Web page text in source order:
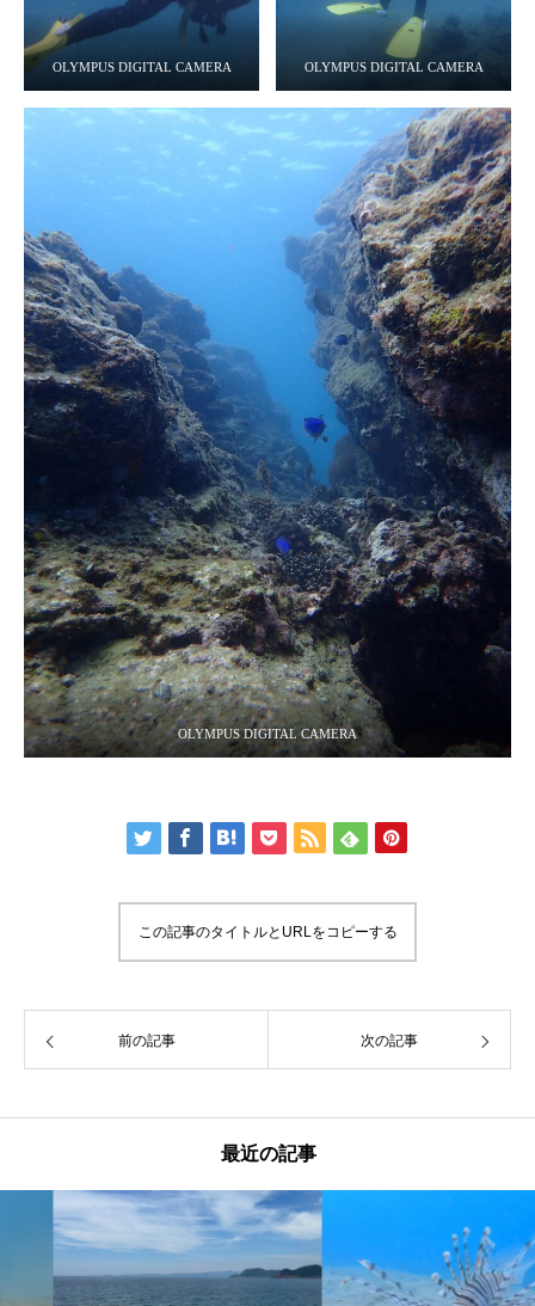
OLYMPUS DIGITAL CAMERA OLYMPUS DIGITAL CAMERA
OLYMPUS DIGITAL CAMERA
この記事のタイトルとURLをコピーする
前の記事 次の記事
最近の記事